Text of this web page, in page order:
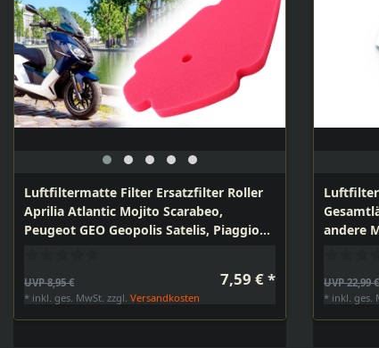
Luftfiltermatte Filter Ersatzfilter Roller
Aprilia Atlantic Mojito Scarabeo,
Peugeot GEO Geopolis Satelis, Piaggio
UVP 8,95 € 7,59 € *
* inkl. ges. MwSt. zzgl.Versandkosten
Luftfilter
andere
UVP 22,99 €
* inkl. ges.